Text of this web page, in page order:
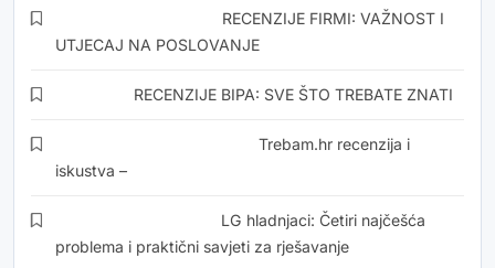
RECENZIJE FIRMI: VAŽNOST I
UTJECAJ NA POSLOVANJE
RECENZIJE BIPA: SVE ŠTO TREBATE ZNATI
Trebam.hr recenzija i
iskustva –
LG hladnjaci: Četiri najčešća
problema i praktični savjeti za rješavanje